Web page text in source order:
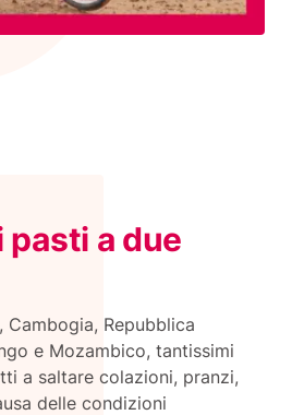
pasti a due
Cambogia, Repubblica
e Mozambico, tantissimi
a saltare colazioni, pranzi,
delle condizioni